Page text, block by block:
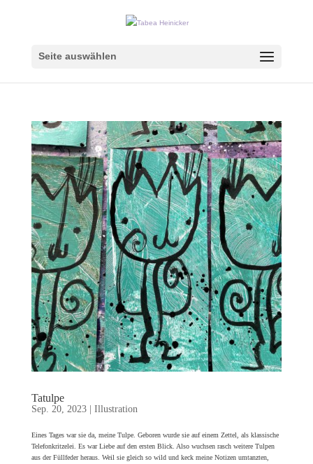
Seite auswählen
Tatulpe
Sep. 20, 2023| Illustration
Eines Tages war sie da, meine Tulpe. Geboren wurde sie auf einem Zettel, als klassische
Telefonkritzelei. Es war Liebe auf den ersten Blick. Also wuchsen rasch weitere Tulpen
aus der Füllfeder heraus. Weil sie gleich so wild und keck meine Notizen umtanzten,